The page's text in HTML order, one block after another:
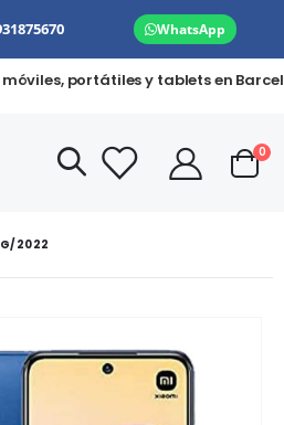
WhatsApp
portátiles y tablets en
Cart
0
2022